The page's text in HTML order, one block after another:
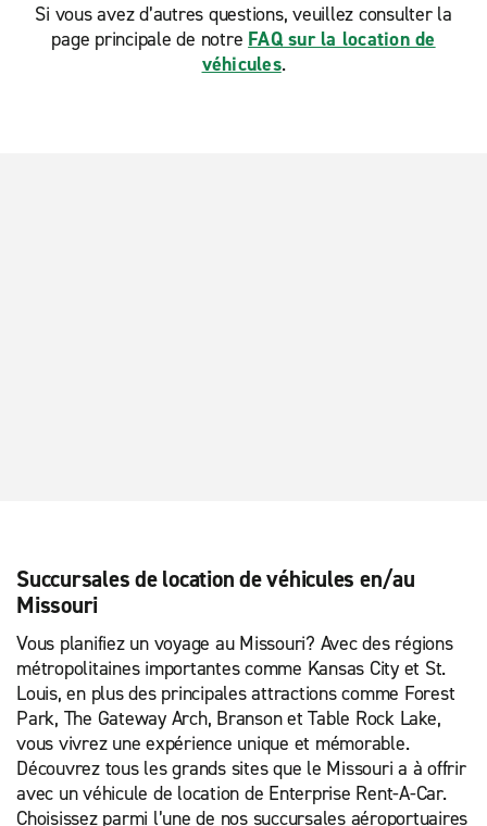
Si vous avez d’autres questions, veuillez consulter la
page principale de notre FAQ sur la location de
véhicules.
Succursales de location de véhicules en/au
Missouri
Vous planifiez un voyage au Missouri? Avec des régions
métropolitaines importantes comme Kansas City et St.
Louis, en plus des principales attractions comme Forest
Park, The Gateway Arch, Branson et Table Rock Lake,
vous vivrez une expérience unique et mémorable.
Découvrez tous les grands sites que le Missouri a à offrir
avec un véhicule de location de Enterprise Rent-A-Car.
Choisissez parmi l’une de nos succursales aéroportuaires